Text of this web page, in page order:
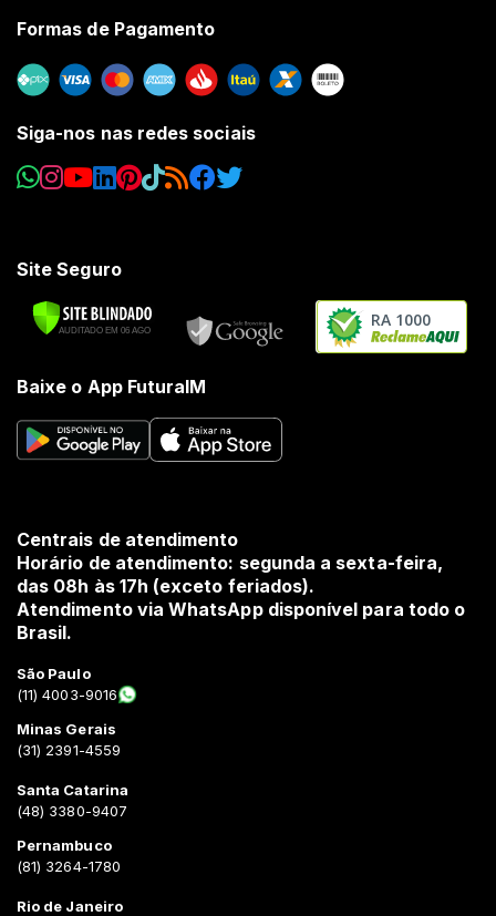
Formas de Pagamento
Siga-nos nas redes sociais
Site Seguro
RA 1000
Baixe o App FuturaIM
Centrais de atendimento
Horário de atendimento: segunda a sexta-feira,
das 08h às 17h (exceto feriados).
Atendimento via WhatsApp disponível para todo o
Brasil.
São Paulo
(11) 4003-9016
Minas Gerais
(31) 2391-4559
Santa Catarina
(48) 3380-9407
Pernambuco
(81) 3264-1780
Rio de Janeiro